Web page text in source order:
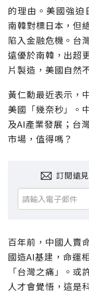
的理由。美國強迫
南韓對標日本，但
陷入金融危機。台
遠優於南韓，出超
片製造，美國自然
黃仁勳最近表示，
美國「幾奈秒」。
及AI產業發展；台
市場，值得嗎？
訂閱遠
百年前，中國人賣
國造AI基建，命運
「台灣之痛」。
人才會覺悟，這是